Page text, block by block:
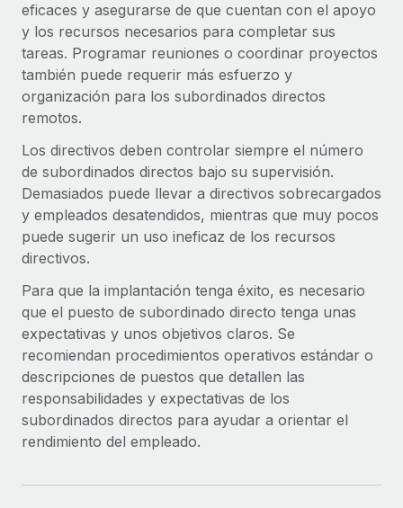
eficaces y asegurarse de que cuentan con el apoyo
y los recursos necesarios para completar sus
tareas. Programar reuniones o coordinar proyectos
también puede requerir más esfuerzo y
organización para los subordinados directos
remotos.
Los directivos deben controlar siempre el número
de subordinados directos bajo su supervisión.
Demasiados puede llevar a directivos sobrecargados
y empleados desatendidos, mientras que muy pocos
puede sugerir un uso ineficaz de los recursos
directivos.
Para que la implantación tenga éxito, es necesario
que el puesto de subordinado directo tenga unas
expectativas y unos objetivos claros. Se
recomiendan procedimientos operativos estándar o
descripciones de puestos que detallen las
responsabilidades y expectativas de los
subordinados directos para ayudar a orientar el
rendimiento del empleado.